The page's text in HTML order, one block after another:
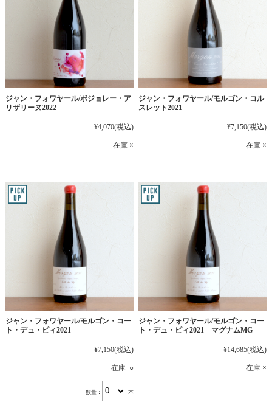
ジャン・フォワヤール/ボジョレー・ア
リザリーヌ2022
¥4,070(税込)
在庫 ×
ジャン・フォワヤール/モルゴン・コル
スレット2021
¥7,150(税込)
在庫 ×
ジャン・フォワヤール/モルゴン・コー
ト・デュ・ピィ2021
¥7,150(税込)
在庫 ○
数量： 本
ジャン・フォワヤール/モルゴン・コー
ト・デュ・ピィ2021 マグナムMG
¥14,685(税込)
在庫 ×